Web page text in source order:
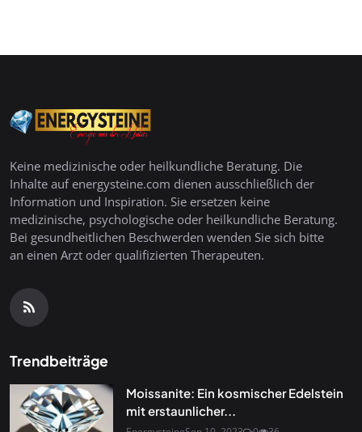
Keine medizinische oder heilkundliche Beratung. Die
Inhalte auf energysteine.com dienen ausschließlich der
Information und Inspiration. Sie ersetzen keine
medizinische, psychologische oder heilkundliche Beratung.
Bei gesundheitlichen Beschwerden wenden Sie sich bitte
an einen Arzt oder qualifizierten Therapeuten.
Trendbeiträge
Moissanite: Ein kosmischer Edelstein
mit erstaunlicher...